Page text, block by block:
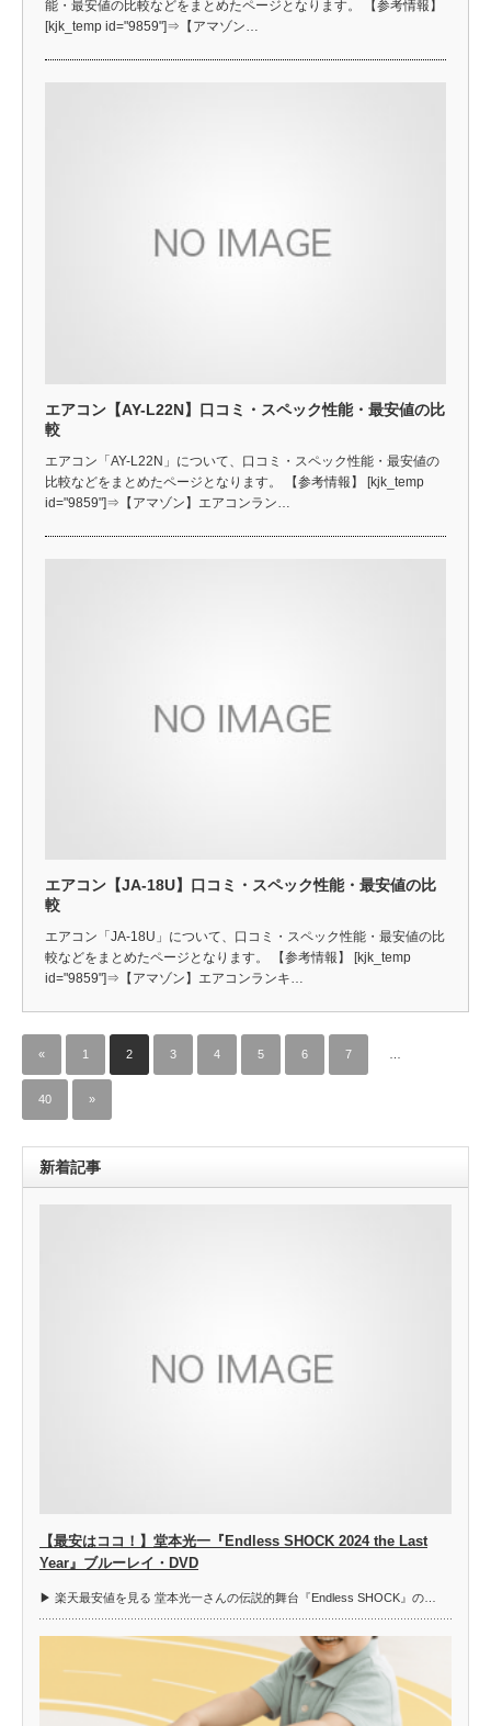
能・最安値の比較などをまとめたページとなります。 【参考情報】
[kjk_temp id="9859"]⇒【アマゾン…
エアコン【AY-L22N】口コミ・スペック性能・最安値の比
較
エアコン「AY-L22N」について、口コミ・スペック性能・最安値の
比較などをまとめたページとなります。 【参考情報】 [kjk_temp
id="9859"]⇒【アマゾン】エアコンラン…
エアコン【JA-18U】口コミ・スペック性能・最安値の比
較
エアコン「JA-18U」について、口コミ・スペック性能・最安値の比
較などをまとめたページとなります。 【参考情報】 [kjk_temp
id="9859"]⇒【アマゾン】エアコンランキ…
« 1 2 3 4 5 6 7
40 »
新着記事
【最安はココ！】堂本光一『Endless SHOCK 2024 the Last
Year』ブルーレイ・DVD
▶︎ 楽天最安値を見る 堂本光一さんの伝説的舞台『Endless SHOCK』の…